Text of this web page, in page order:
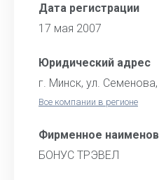
Дата регистрации
17 мая 2007
Юридический адрес
г. Минск, ул.
Все компании в регионе
Фирменное
БОНУС ТРЭВЕЛ